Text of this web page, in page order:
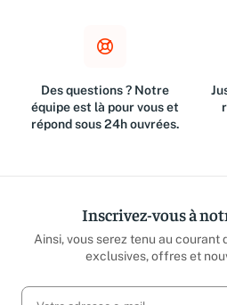
Des questions ? Notre
équipe est là pour vous et
répond sous 24h ouvrées.
Inscrivez-vous à
Ainsi, vous serez tenu au courant
exclusives, offres et